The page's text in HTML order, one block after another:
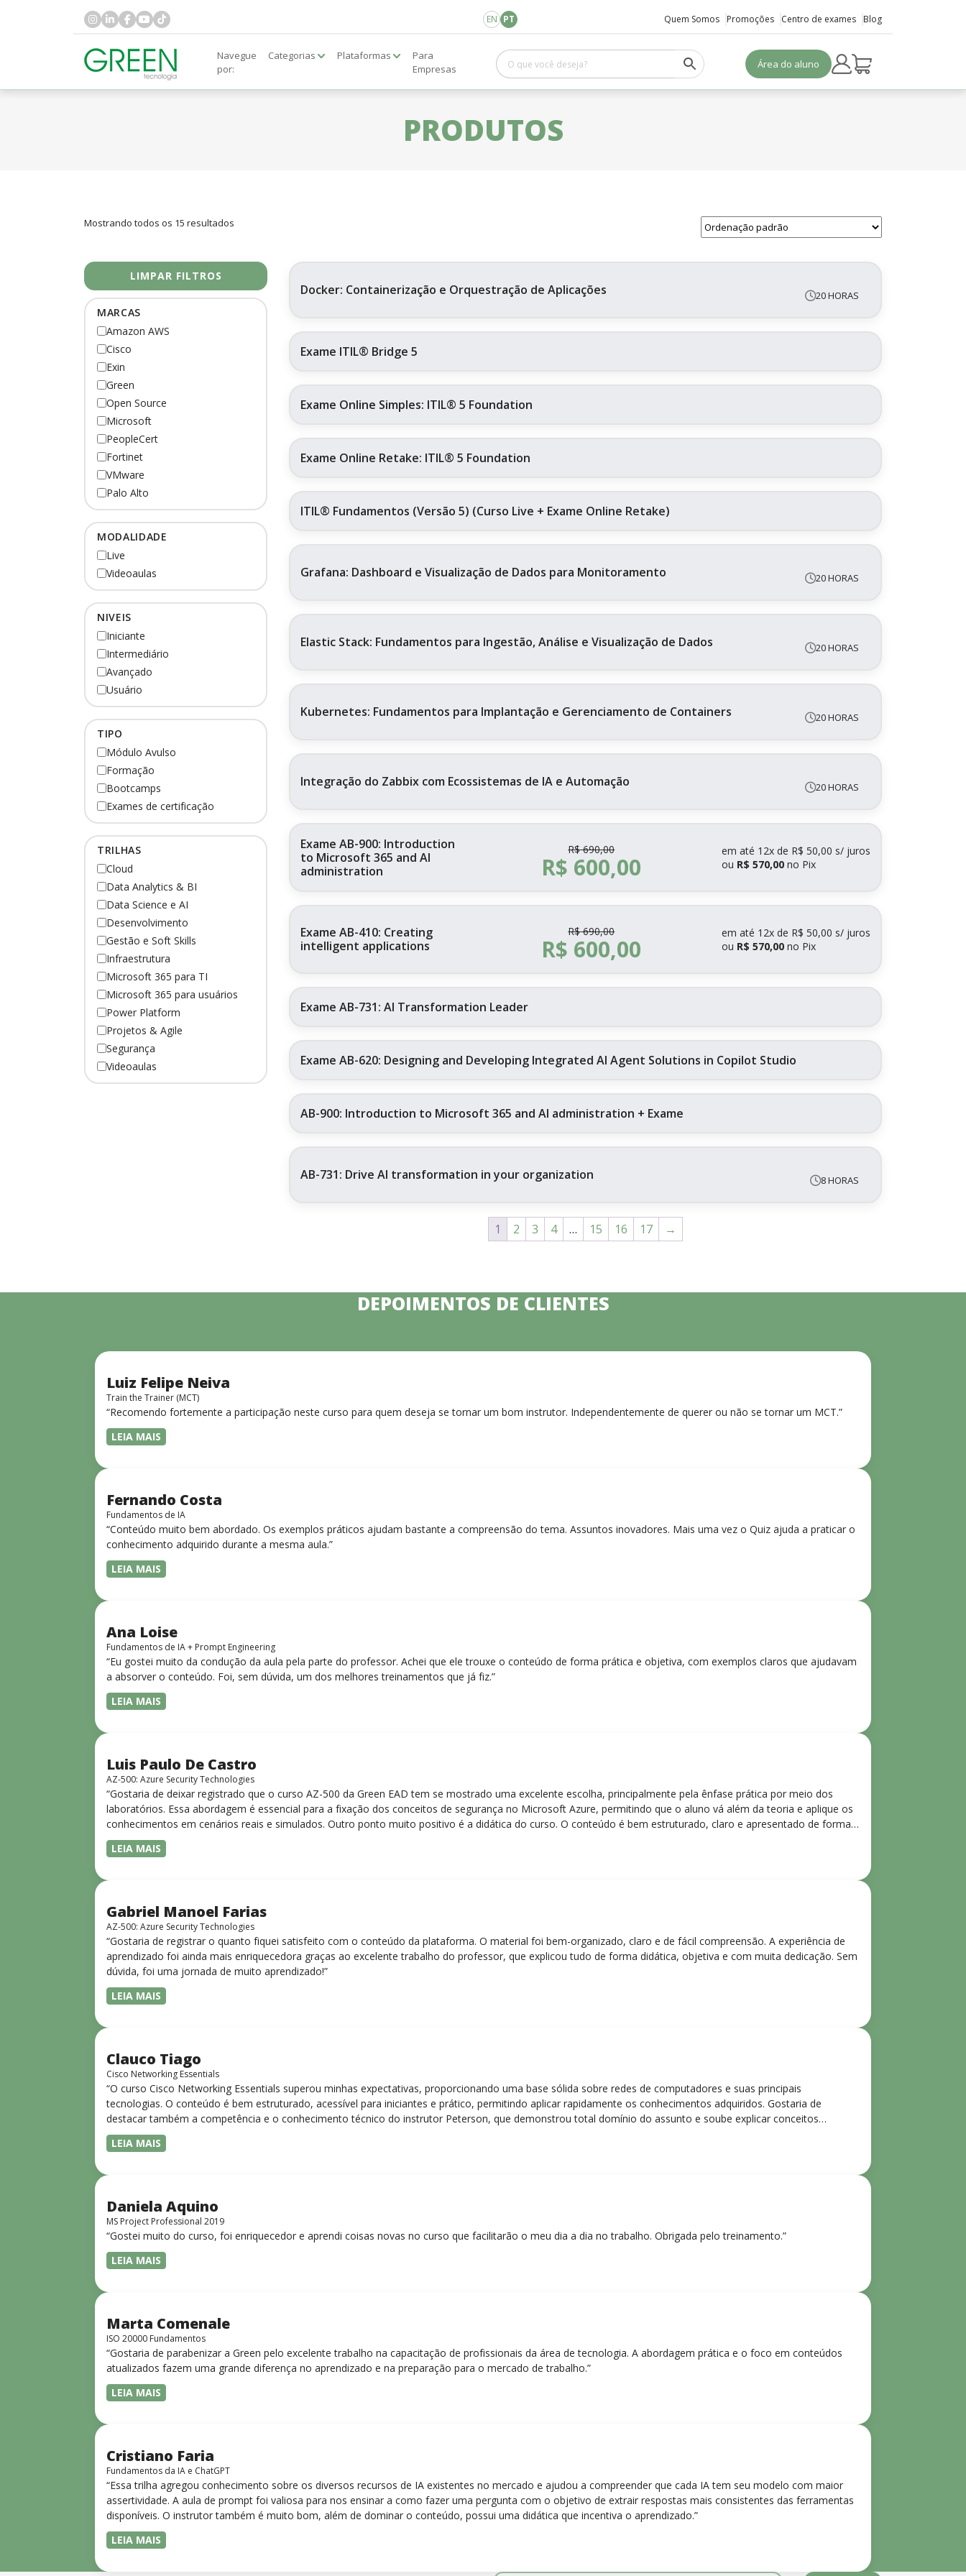
EN PT
Área do aluno
Quem Somos Promoções Centro de exames Blog
Navegue
por:
Categorias Plataformas
Para
Empresas
PRODUTOS
Mostrando todos os 15 resultados
LIMPAR FILTROS
MARCAS
Amazon AWS
Cisco
Exin
Green
Open Source
Microsoft
PeopleCert
Fortinet
VMware
Palo Alto
MODALIDADE
Live
Videoaulas
NIVEIS
Iniciante
Intermediário
Avançado
Usuário
TIPO
Módulo Avulso
Formação
Bootcamps
Exames de certificação
TRILHAS
Cloud
Data Analytics & BI
Data Science e AI
Desenvolvimento
Gestão e Soft Skills
Infraestrutura
Microsoft 365 para TI
Microsoft 365 para usuários
Power Platform
Projetos & Agile
Segurança
Videoaulas
Docker: Containerização e Orquestração de Aplicações 20 HORAS
Exame ITIL® Bridge 5
Exame Online Simples: ITIL® 5 Foundation
Exame Online Retake: ITIL® 5 Foundation
ITIL® Fundamentos (Versão 5) (Curso Live + Exame Online Retake)
Grafana: Dashboard e Visualização de Dados para Monitoramento 20 HORAS
Elastic Stack: Fundamentos para Ingestão, Análise e Visualização de Dados 20 HORAS
Kubernetes: Fundamentos para Implantação e Gerenciamento de Containers 20 HORAS
Integração do Zabbix com Ecossistemas de IA e Automação 20 HORAS
Exame AB-900: Introduction
to Microsoft 365 and AI
administration
R$ 600,00
R$690,00 em até 12x de R$ 50,00 s/ juros
ou R$ 570,00 no Pix
Exame AB-410: Creating
intelligent applications
R$ 600,00
R$690,00 em até 12x de R$ 50,00 s/ juros
ou R$ 570,00 no Pix
Exame AB-731: AI Transformation Leader
Exame AB-620: Designing and Developing Integrated AI Agent Solutions in Copilot Studio
AB-900: Introduction to Microsoft 365 and AI administration + Exame
AB-731: Drive AI transformation in your organization 8 HORAS
1 2 3 4 … 15 16 17 →
DEPOIMENTOS DE CLIENTES
Luiz Felipe Neiva
Train the Trainer (MCT)
“Recomendo fortemente a participação neste curso para quem deseja se tornar um bom instrutor. Independentemente de querer ou não se tornar um MCT.”
LEIA MAIS
Fernando Costa
Fundamentos de IA
“Conteúdo muito bem abordado. Os exemplos práticos ajudam bastante a compreensão do tema. Assuntos inovadores. Mais uma vez o Quiz ajuda a praticar o
conhecimento adquirido durante a mesma aula.”
LEIA MAIS
Ana Loise
Fundamentos de IA + Prompt Engineering
“Eu gostei muito da condução da aula pela parte do professor. Achei que ele trouxe o conteúdo de forma prática e objetiva, com exemplos claros que ajudavam
a absorver o conteúdo. Foi, sem dúvida, um dos melhores treinamentos que já fiz.”
LEIA MAIS
Luis Paulo De Castro
AZ-500: Azure Security Technologies
“Gostaria de deixar registrado que o curso AZ-500 da Green EAD tem se mostrado uma excelente escolha, principalmente pela ênfase prática por meio dos
laboratórios. Essa abordagem é essencial para a fixação dos conceitos de segurança no Microsoft Azure, permitindo que o aluno vá além da teoria e aplique os
conhecimentos em cenários reais e simulados. Outro ponto muito positivo é a didática do curso. O conteúdo é bem estruturado, claro e apresentado de forma
progressiva, o que facilita o entendimento mesmo para quem não tem uma bagagem técnica muito avançada.”
LEIA MAIS
Gabriel Manoel Farias
AZ-500: Azure Security Technologies
“Gostaria de registrar o quanto fiquei satisfeito com o conteúdo da plataforma. O material foi bem-organizado, claro e de fácil compreensão. A experiência de
aprendizado foi ainda mais enriquecedora graças ao excelente trabalho do professor, que explicou tudo de forma didática, objetiva e com muita dedicação. Sem
dúvida, foi uma jornada de muito aprendizado!”
LEIA MAIS
Clauco Tiago
Cisco Networking Essentials
“O curso Cisco Networking Essentials superou minhas expectativas, proporcionando uma base sólida sobre redes de computadores e suas principais
tecnologias. O conteúdo é bem estruturado, acessível para iniciantes e prático, permitindo aplicar rapidamente os conhecimentos adquiridos. Gostaria de
destacar também a competência e o conhecimento técnico do instrutor Peterson, que demonstrou total domínio do assunto e soube explicar conceitos
complexos de forma clara e objetiva. Sua didática facilitou o aprendizado e tornou as aulas dinâmicas e envolventes. Recomendo o curso para todos que
desejam iniciar ou aprofundar seus conhecimentos em redes!”
LEIA MAIS
Daniela Aquino
MS Project Professional 2019
“Gostei muito do curso, foi enriquecedor e aprendi coisas novas no curso que facilitarão o meu dia a dia no trabalho. Obrigada pelo treinamento.”
LEIA MAIS
Marta Comenale
ISO 20000 Fundamentos
“Gostaria de parabenizar a Green pelo excelente trabalho na capacitação de profissionais da área de tecnologia. A abordagem prática e o foco em conteúdos
atualizados fazem uma grande diferença no aprendizado e na preparação para o mercado de trabalho.”
LEIA MAIS
Cristiano Faria
Fundamentos da IA e ChatGPT
“Essa trilha agregou conhecimento sobre os diversos recursos de IA existentes no mercado e ajudou a compreender que cada IA tem seu modelo com maior
assertividade. A aula de prompt foi valiosa para nos ensinar a como fazer uma pergunta com o objetivo de extrair respostas mais consistentes das ferramentas
disponíveis. O instrutor também é muito bom, além de dominar o conteúdo, possui uma didática que incentiva o aprendizado.”
LEIA MAIS